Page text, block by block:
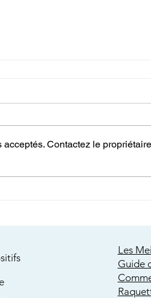
Guide de la Raquette à Neige
Contactez le
Les
Guide